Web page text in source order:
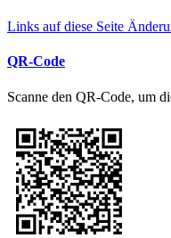
Links auf diese Seite
QR-Code
Scanne den QR-Code, um